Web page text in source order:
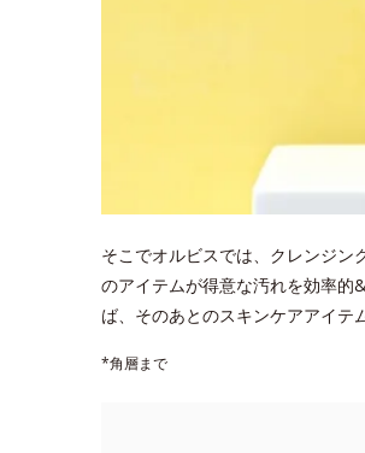
そこでオルビスでは、クレンジン
のアイテムが得意な汚れを効率的
ば、そのあとのスキンケアアイテ
*角層まで